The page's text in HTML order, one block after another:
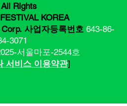
Rights
KOREA
사업자등록번호 643-86-
3071
서울마포-2544호
서비스 이용약관]